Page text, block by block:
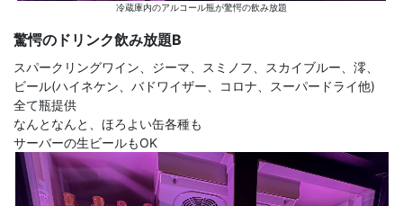
冷蔵庫内のアルコール瓶が驚愕の飲み放題
驚愕のドリンク飲み放題B
スパークリングワイン、ジーマ、スミノフ、スカイブルー、澪、
ビール(ハイネケン、バドワイザー、コロナ、スーパードライ他)
全て瓶提供
なんとなんと、ほろよい缶各種も
サーバーの生ビールもOK